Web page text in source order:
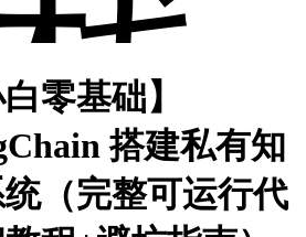
白零基础】
搭建私有知
（完整可运行代